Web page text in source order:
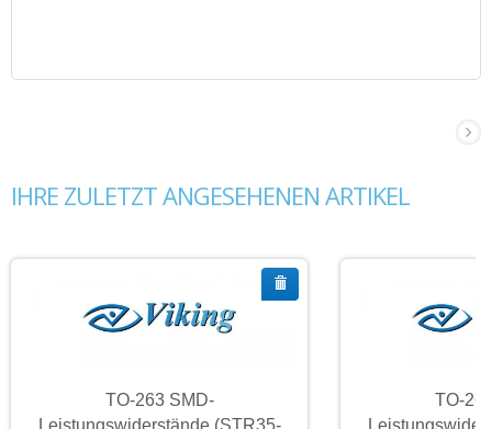
IHRE ZULETZT ANGESEHENEN ARTIKEL
TO-263 SMD-
Leistungswiderstände (STR35-
TO-